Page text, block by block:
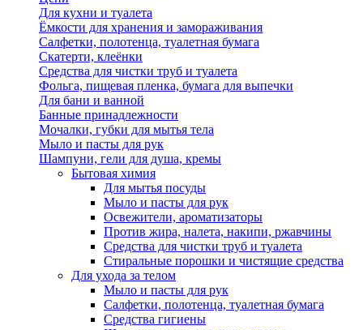
Для кухни и туалета
Ёмкости для хранения и замораживания
Салфетки, полотенца, туалетная бумага
Скатерти, клеёнки
Средства для чистки труб и туалета
Фольга, пищевая пленка, бумага для выпечки
Для бани и ванной
Банные принадлежности
Мочалки, губки для мытья тела
Мыло и пасты для рук
Шампуни, гели для душа, кремы
Бытовая химия
Для мытья посуды
Мыло и пасты для рук
Освежители, ароматизаторы
Против жира, налета, накипи, ржавчины
Средства для чистки труб и туалета
Стиральные порошки и чистящие средства
Для ухода за телом
Мыло и пасты для рук
Салфетки, полотенца, туалетная бумага
Средства гигиены